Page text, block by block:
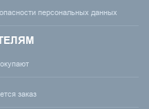
персональных данных
заказ